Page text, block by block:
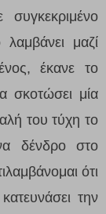
μαζί
έκανετο
σκοτώσει μία
του τύχη το
δένδρο στο
ότι
την